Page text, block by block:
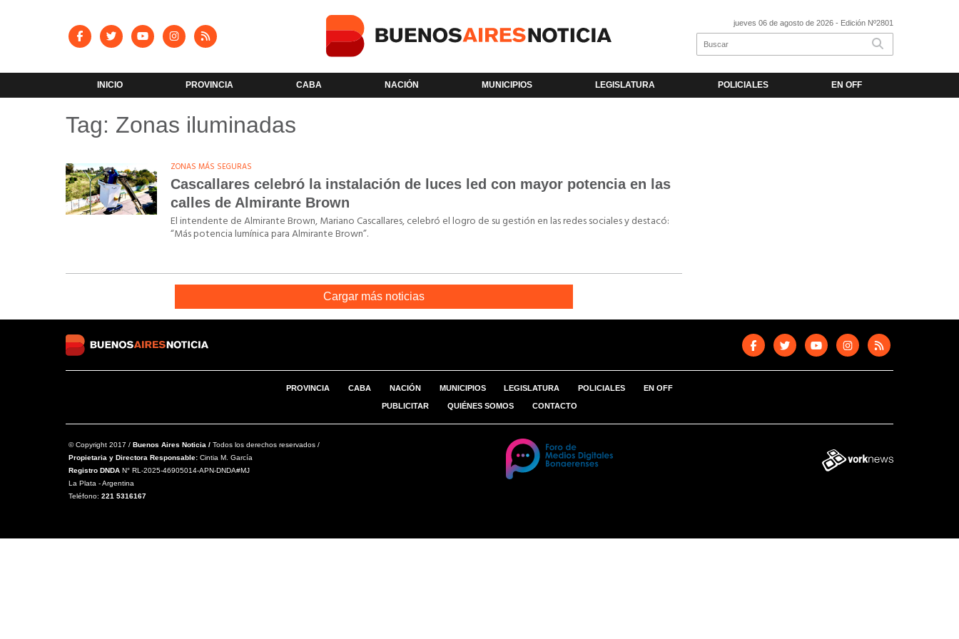
jueves 06 de agosto de 2026 - Edición Nº2801
INICIO PROVINCIA CABA NACIÓN MUNICIPIOS LEGISLATURA POLICIALES EN OFF
Tag: Zonas iluminadas
ZONAS MÁS SEGURAS
Cascallares celebró la instalación de luces led con mayor potencia en las
calles de Almirante Brown
El intendente de Almirante Brown, Mariano Cascallares, celebró el logro de su gestión en las redes sociales y destacó:
“Más potencia lumínica para Almirante Brown”.
Cargar más noticias
PROVINCIA CABA NACIÓN MUNICIPIOS LEGISLATURA POLICIALES EN OFF
PUBLICITAR QUIÉNES SOMOS CONTACTO
© Copyright 2017 / Buenos Aires Noticia / Todos los derechos reservados /
Propietaria y Directora Responsable: Cintia M. García
Registro DNDA N° RL-2025-46905014-APN-DNDA#MJ
La Plata - Argentina
Teléfono: 221 5316167